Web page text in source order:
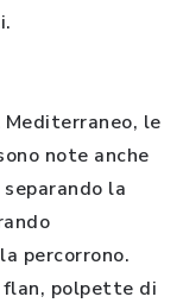
le
note anche
la
percorrono.
polpette di